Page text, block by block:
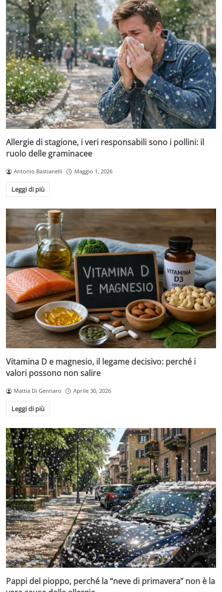
Allergie di stagione, i veri responsabili sono i pollini: il
ruolo delle graminacee
Antonio Bastianelli Maggio 1, 2026
Leggi di più
Vitamina D e magnesio, il legame decisivo: perché i
valori possono non salire
Mattia Di Gennaro Aprile 30, 2026
Leggi di più
Pappi del pioppo, perché la “neve di primavera” non è la